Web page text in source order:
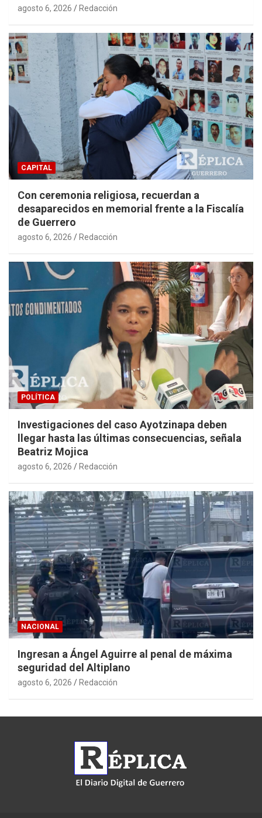
agosto 6, 2026 Redacción
CAPITAL
Con ceremonia religiosa, recuerdan a
desaparecidos en memorial frente a la Fiscalía
de Guerrero
agosto 6, 2026 Redacción
POLÍTICA
Investigaciones del caso Ayotzinapa deben
llegar hasta las últimas consecuencias, señala
Beatriz Mojica
agosto 6, 2026 Redacción
NACIONAL
Ingresan a Ángel Aguirre al penal de máxima
seguridad del Altiplano
agosto 6, 2026 Redacción